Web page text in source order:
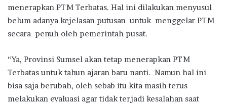
menerapkan PTM Terbatas. Hal ini dilakukan menyusul
belum adanya kejelasan putusan untuk menggelar PTM
secara penuh oleh pemerintah pusat.
“Ya, Provinsi Sumsel akan tetap menerapkan PTM
Terbatas untuk tahun ajaran baru nanti. Namun hal ini
bisa saja berubah, oleh sebab itu kita masih terus
melakukan evaluasi agar tidak terjadi kesalahan saat